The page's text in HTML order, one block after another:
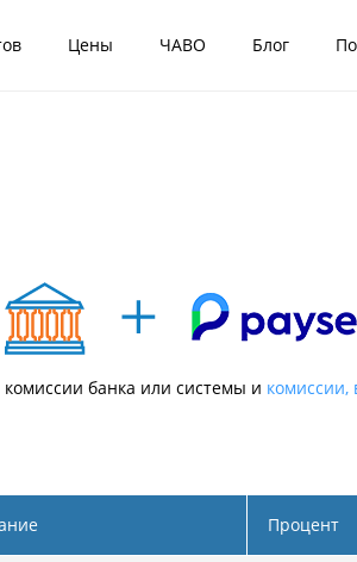
Цены ЧАВО Блог
банка или системы и комиссии,
Процент